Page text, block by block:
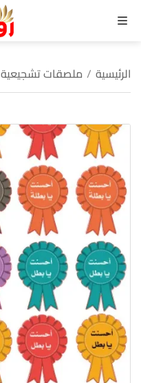
القائمة
الرئيسية / ملصقات تشجيعية